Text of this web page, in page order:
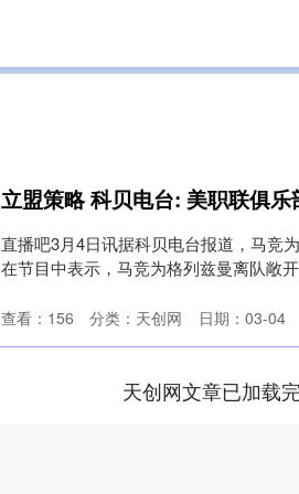
直播吧3月4日讯据科贝电台报道，马竞
在节目中表示，马竞为格列兹曼离队敞
日期：03-04
查看： 156 分类： 天创网
天创网文章已加载